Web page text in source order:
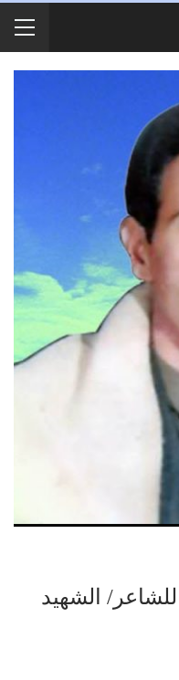
الشهيد